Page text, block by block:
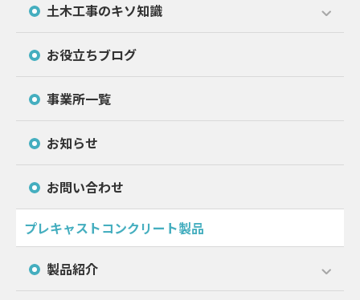
土木工事のキソ知識
お役立ちブログ
事業所一覧
お知らせ
お問い合わせ
プレキャストコンクリート製品
製品紹介